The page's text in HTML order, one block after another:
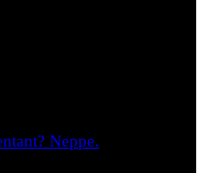
Neppe.